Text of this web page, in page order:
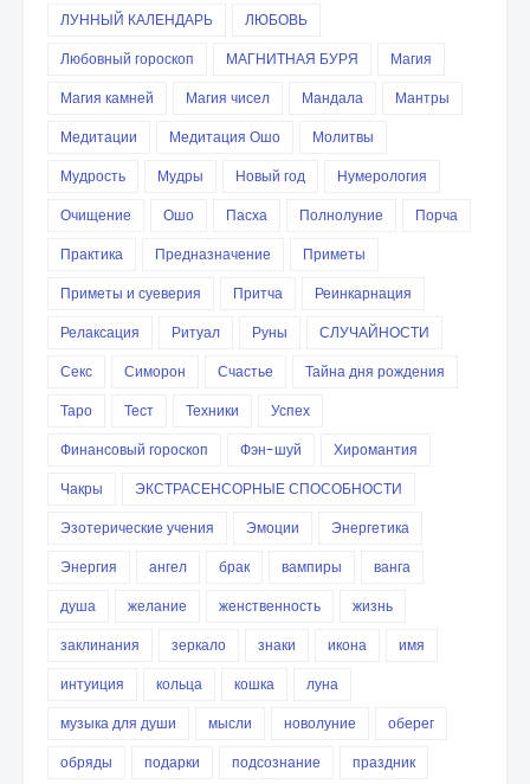
ЛУННЫЙ КАЛЕНДАРЬ
ЛЮБОВЬ
Любовный гороскоп
МАГНИТНАЯ БУРЯ
Магия
Магия камней
Магия чисел Мандала
Мантры
Медитации
Медитация Ошо
Молитвы
Мудрость
Мудры Новый год
Нумерология
Очищение
Ошо Пасха Полнолуние
Порча
Практика
Предназначение
Приметы
Приметы и суеверия
Притча
Реинкарнация
Релаксация
Ритуал Руны
СЛУЧАЙНОСТИ
Секс
Симорон Счастье
Тайна дня рождения
Таро
Тест Техники
Успех
Финансовый гороскоп
Фэн-шуй
Хиромантия
Чакры
ЭКСТРАСЕНСОРНЫЕ СПОСОБНОСТИ
Эзотерические учения
Эмоции
Энергетика
Энергия
ангел брак вампиры
ванга
душа
желание женственность
жизнь
заклинания
зеркало знаки икона
имя
интуиция
кольца кошка
луна
музыка для души
мысли новолуние
оберег
обряды
подарки подсознание
праздник